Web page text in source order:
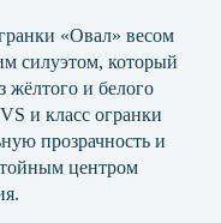
«Овал» весом
силуэтом, который
жёлтого и белого
и класс огранки
прозрачность и
центром